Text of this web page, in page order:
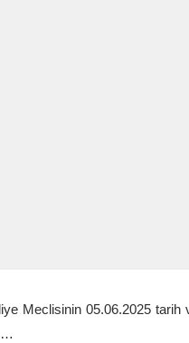
Meclisinin 05.06.2025 tarih